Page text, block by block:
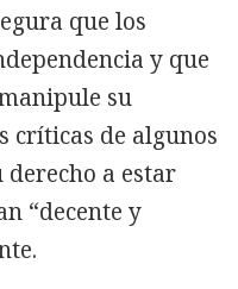
que los
y que
su
críticas de algunos
a estar
“decente y